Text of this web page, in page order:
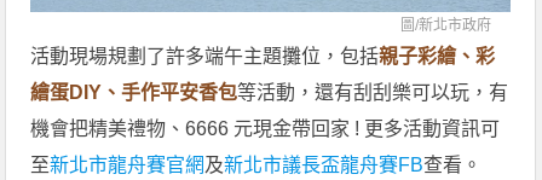
圖/新北市政府
活動現場規劃了許多端午主題攤位，包括親子彩繪、彩
繪蛋DIY、手作平安香包等活動，還有刮刮樂可以玩，有
機會把精美禮物、6666 元現金帶回家 ! 更多活動資訊可
至新北市龍舟賽官網 及新北市議長盃龍舟賽FB查看。